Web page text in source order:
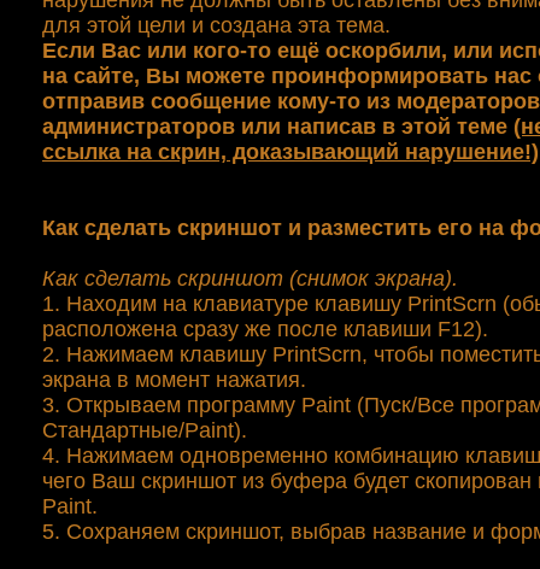
для этой цели и создана эта тема.
Если Вас или кого-то ещё оскорбили, или
на сайте, Вы можете проинформировать нас
отправив сообщение кому-то из
администраторов или написав в этой теме
ссылка на скрин, доказывающий нарушение!)
Как сделать скриншот и разместить его на
Как сделать скриншот (снимок экрана).
1. Находим на клавиатуре клавишу PrintScrn
расположена сразу же после клавиши F12).
2. Нажимаем клавишу PrintScrn, чтобы
экрана в момент нажатия.
3. Открываем программу Paint (Пуск/Все
Стандартные/Paint).
4. Нажимаем одновременно комбинацию
чего Ваш скриншот из буфера будет скопирован
Paint.
5. Сохраняем скриншот, выбрав название и